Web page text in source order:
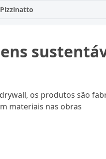
os produtos são
materiais nas obras